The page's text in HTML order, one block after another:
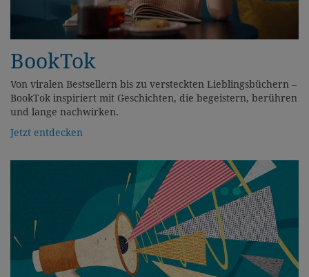
BookTok
Von viralen Bestsellern bis zu versteckten Lieblingsbüchern –
BookTok inspiriert mit Geschichten, die begeistern, berühren
und lange nachwirken.
Jetzt entdecken